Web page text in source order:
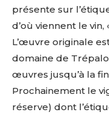
présente sur
d’où viennent le vin,
L’œuvre originale
domaine de
œuvres jusqu’à la
Prochainement le
réserve) dont